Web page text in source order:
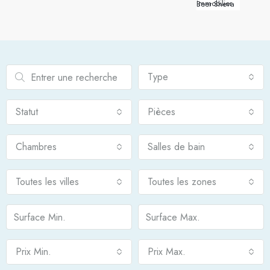
Immobilier Beer Sheva
Type
Statut Pièces
Chambres Salles de bain
Toutes les villes Toutes les zones
Prix Min. Prix Max.